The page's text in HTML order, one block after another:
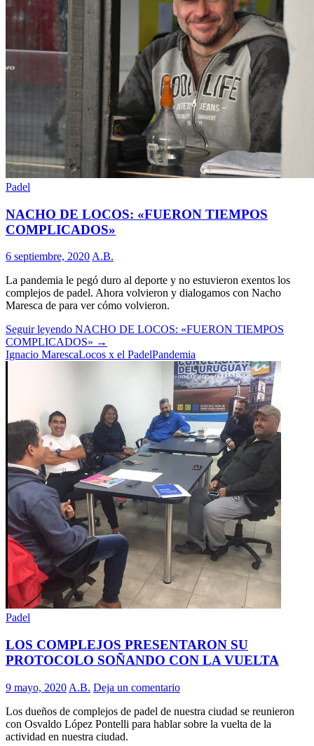
Padel
NACHO DE LOCOS: «FUERON TIEMPOS
COMPLICADOS»
6 septiembre, 2020 A.B.
La pandemia le pegó duro al deporte y no estuvieron exentos los
complejos de padel. Ahora volvieron y dialogamos con Nacho
Maresca de para ver cómo volvieron.
Seguir leyendo NACHO DE LOCOS: «FUERON TIEMPOS
COMPLICADOS» →
Ignacio MarescaLocos x el PadelPandemia
Padel
LOS COMPLEJOS PRESENTARON SU
PROTOCOLO SOÑANDO CON LA VUELTA
9 mayo, 2020 A.B. Deja un comentario
Los dueños de complejos de padel de nuestra ciudad se reunieron
con Osvaldo López Pontelli para hablar sobre la vuelta de la
actividad en nuestra ciudad.